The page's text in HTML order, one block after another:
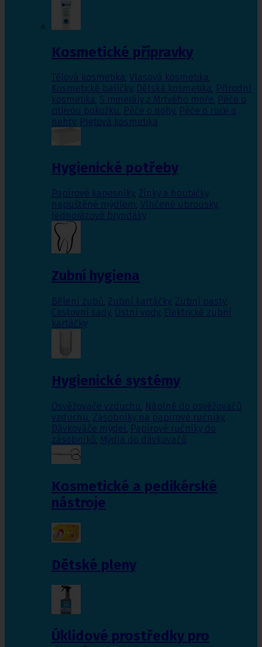
Kosmetické přípravky
Tělová kosmetika, Vlasová kosmetika,
Kosmetické balíčky, Dětská kosmetika, Přírodní
kosmetika, S minerály z Mrtvého moře, Péče o
citlivou pokožku, Péče o nohy, Péče o ruce a
nehty, Pleťová kosmetika
Hygienické potřeby
Papírové kapesníky, Žínky a houbičky
napuštěné mýdlem, Vlhčené ubrousky,
Jednorázové bryndáky
Zubní hygiena
Bělení zubů, Zubní kartáčky, Zubní pasty,
Cestovní sady, Ústní vody, Elektrické zubní
kartáčky
Hygienické systémy
Osvěžovače vzduchu, Náplně do osvěžovačů
vzduchu, Zásobníky na papírové ručníky,
Dávkováče mýdel, Papírové ručníky do
zásobníků, Mýdla do dávkovačů
Kosmetické a pedikérské
nástroje
Dětské pleny
Úklidové prostředky pro